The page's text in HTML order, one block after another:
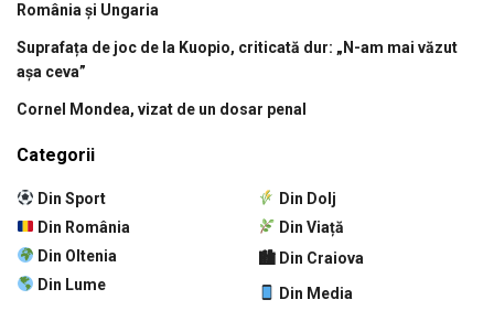
România și Ungaria
Suprafața de joc de la Kuopio, criticată dur: „N-am mai văzut
așa ceva”
Cornel Mondea, vizat de un dosar penal
Categorii
Din Sport
Din România
Din Oltenia
Din Lume
Din Dolj
Din Viață
🏙 Din Craiova
Din Media